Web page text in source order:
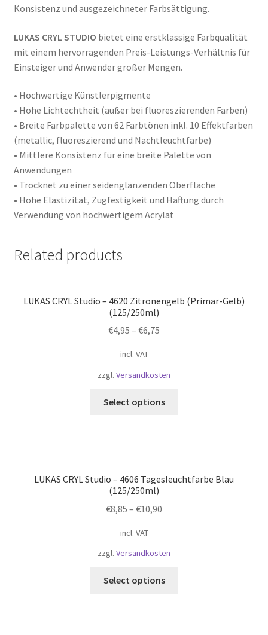
Konsistenz und ausgezeichneter Farbsättigung.
LUKAS CRYL STUDIO bietet eine erstklassige Farbqualität
mit einem hervorragenden Preis-Leistungs-Verhältnis für
Einsteiger und Anwender großer Mengen.
• Hochwertige Künstlerpigmente
• Hohe Lichtechtheit (außer bei fluoreszierenden Farben)
• Breite Farbpalette von 62 Farbtönen inkl. 10 Effektfarben
(metallic, fluoreszierend und Nachtleuchtfarbe)
• Mittlere Konsistenz für eine breite Palette von
Anwendungen
• Trocknet zu einer seidenglänzenden Oberfläche
• Hohe Elastizität, Zugfestigkeit und Haftung durch
Verwendung von hochwertigem Acrylat
Related products
LUKAS CRYL Studio – 4620 Zitronengelb (Primär-Gelb)
(125/250ml)
€4,95 – €6,75
incl. VAT
zzgl. Versandkosten
Select options
LUKAS CRYL Studio – 4606 Tagesleuchtfarbe Blau
(125/250ml)
€8,85 – €10,90
incl. VAT
zzgl. Versandkosten
Select options